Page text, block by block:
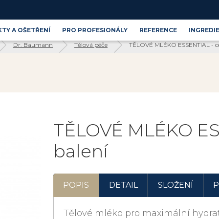
A OŠETŘENÍ PRO PROFESIONÁLY REFERENCE
Dr. Baumann Tělová péče TĚLOVÉ MLÉKO ESSENTIAL -
TĚLOVÉ MLÉKO
balení
POPIS DETAIL SLOŽENÍ
Tělové mléko pro maximální